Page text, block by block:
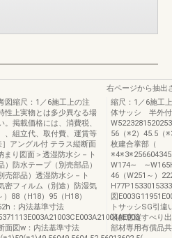
図縮尺：1／6施工上の注
性上実物とは多少異なる場
掲載価格には、消費税、
、組立代、取付費、運賃等
アングル付 テラス縦断面
り図面＞透湿防水シ－ト
）防水テープ（別売部品）
売部品）透湿防水シ－ト
密フィルム（別途）防湿気
88（H18）95（H18）
：内法基準寸法
図w：内法基準寸法
右ページから抽出
縮尺：1／6施工
体サッシ 半外
56（※2）45.5（
枚建合掌部（
W174∼
46（W251～）
図
トサッシSG引
装飾窓縦すべり
部材専用有償品